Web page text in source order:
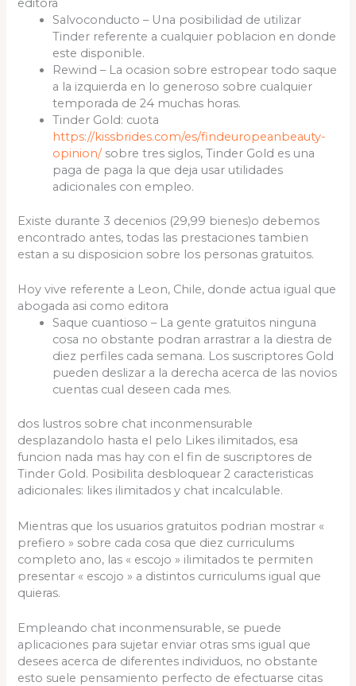
editora
Salvoconducto – Una posibilidad de utilizar
Tinder referente a cualquier poblacion en donde
este disponible.
Rewind – La ocasion sobre estropear todo saque
a la izquierda en lo generoso sobre cualquier
temporada de 24 muchas horas.
Tinder Gold: cuota
https://kissbrides.com/es/findeuropeanbeauty-
opinion/sobre tres siglos, Tinder Gold es una
paga de paga la que deja usar utilidades
adicionales con empleo.
Existe durante 3 decenios (29,99 bienes)o debemos
encontrado antes, todas las prestaciones tambien
estan a su disposicion sobre los personas gratuitos.
Hoy vive referente a Leon, Chile, donde actua igual que
abogada asi­ como editora
Saque cuantioso – La gente gratuitos ninguna
cosa no obstante podran arrastrar a la diestra de
diez perfiles cada semana. Los suscriptores Gold
pueden deslizar a la derecha acerca de las novios
cuentas cual deseen cada mes.
dos lustros sobre chat inconmensurable
desplazandolo hasta el pelo Likes ilimitados, esa
funcion nada mas hay con el fin de suscriptores de
Tinder Gold. Posibilita desbloquear 2 caracteristicas
adicionales: likes ilimitados y chat incalculable.
Mientras que los usuarios gratuitos podrian mostrar «
prefiero » sobre cada cosa que diez curriculums
completo ano, las « escojo » ilimitados te permiten
presentar « escojo » a distintos curriculums igual que
quieras.
Empleando chat inconmensurable, se puede
aplicaciones para sujetar enviar otras sms igual que
desees acerca de diferentes individuos, no obstante
esto suele pensamiento perfecto de efectuarse citas